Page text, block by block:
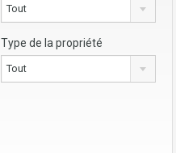
Tout
Type de la propriété
Tout